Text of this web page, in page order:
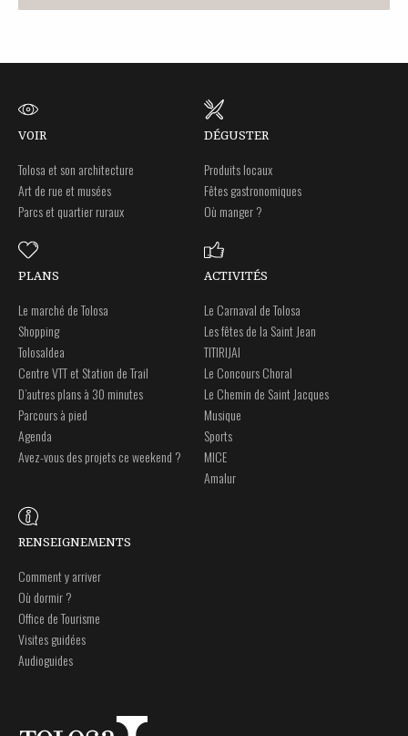
VOIR
Tolosa et son architecture
Art de rue et musées
Parcs et quartier ruraux
DÉGUSTER
Produits locaux
Fêtes gastronomiques
Où manger ?
PLANS
Le marché de Tolosa
Shopping
Tolosaldea
Centre VTT et Station de Trail
D’autres plans à 30 minutes
Parcours à pied
Agenda
Avez-vous des projets ce weekend ?
ACTIVITÉS
Le Carnaval de Tolosa
Les fêtes de la Saint Jean
TITIRIJAI
Le Concours Choral
Le Chemin de Saint Jacques
Musique
Sports
MICE
Amalur
RENSEIGNEMENTS
Comment y arriver
Où dormir ?
Office de Tourisme
Visites guidées
Audioguides